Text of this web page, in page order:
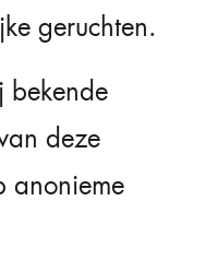
geruchten.
bekende
deze
anonieme